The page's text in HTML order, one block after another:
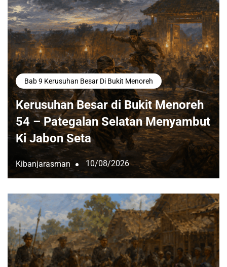
Bab 9 Kerusuhan Besar Di Bukit Menoreh
Kerusuhan Besar di Bukit Menoreh
54 – Pategalan Selatan Menyambut
Ki Jabon Seta
Kibanjarasman 10/08/2026